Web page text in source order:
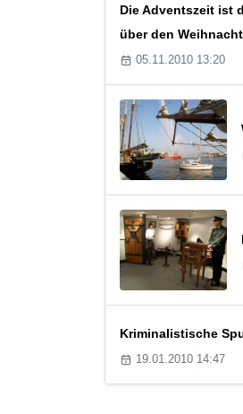
Die Adventszeit ist
über den
05.11.2010 13:20
Kriminalistische
19.01.2010 14:47